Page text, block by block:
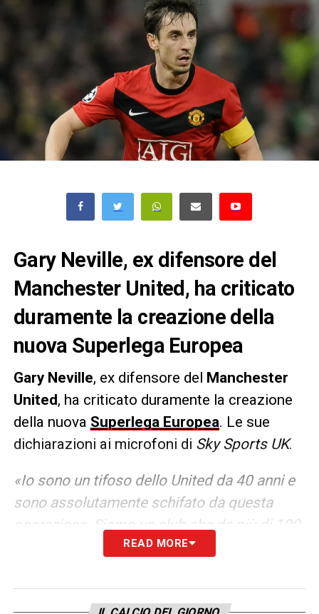
Gary Neville, ex difensore del
Manchester United, ha criticato
duramente la creazione della
nuova Superlega Europea
Gary Neville, ex difensore del Manchester
United, ha criticato duramente la creazione
della nuova Superlega Europea. Le sue
dichiarazioni ai microfoni di Sky Sports UK.
«Io sono un tifoso dello United da 40 anni e
sono assolutamente schifato da questa
operazione. Siamo un club che da più di 100
anni è fondato sul lavorare nelle
non hanno nulla a che fare con i valori di
READ MORE